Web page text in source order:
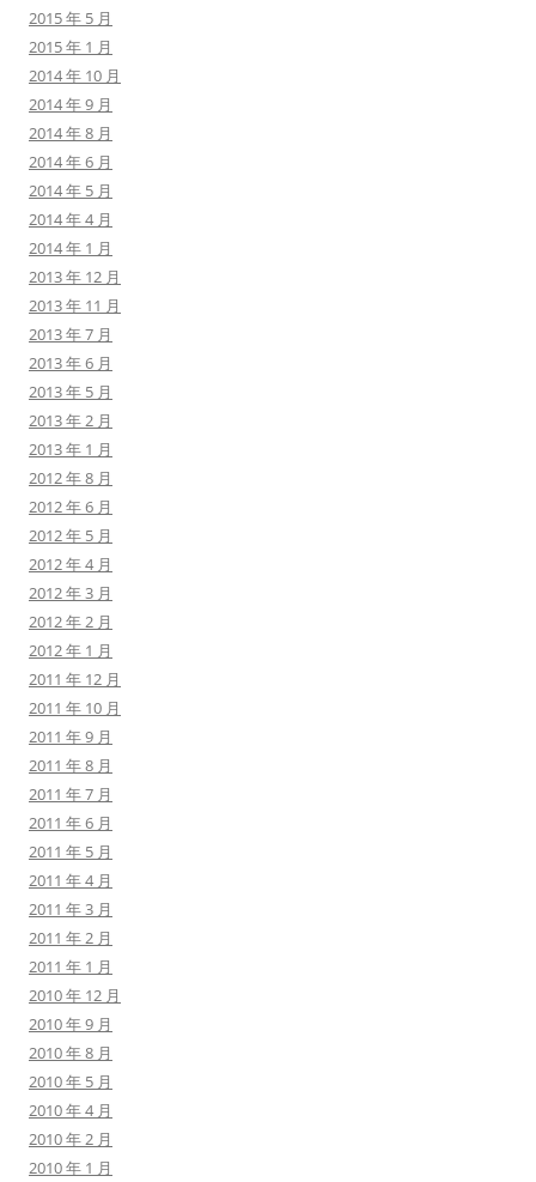
2015 年 5 月
2015 年 1 月
2014 年 10 月
2014 年 9 月
2014 年 8 月
2014 年 6 月
2014 年 5 月
2014 年 4 月
2014 年 1 月
2013 年 12 月
2013 年 11 月
2013 年 7 月
2013 年 6 月
2013 年 5 月
2013 年 2 月
2013 年 1 月
2012 年 8 月
2012 年 6 月
2012 年 5 月
2012 年 4 月
2012 年 3 月
2012 年 2 月
2012 年 1 月
2011 年 12 月
2011 年 10 月
2011 年 9 月
2011 年 8 月
2011 年 7 月
2011 年 6 月
2011 年 5 月
2011 年 4 月
2011 年 3 月
2011 年 2 月
2011 年 1 月
2010 年 12 月
2010 年 9 月
2010 年 8 月
2010 年 5 月
2010 年 4 月
2010 年 2 月
2010 年 1 月